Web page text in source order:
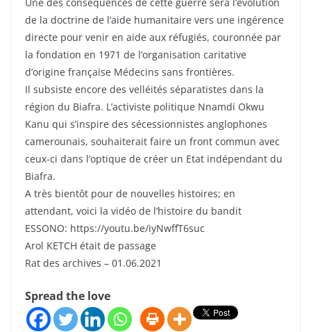
de la doctrine de l’aide humanitaire vers une ingérence
directe pour venir en aide aux réfugiés, couronnée par
la fondation en 1971 de l’organisation caritative
d’origine française Médecins sans frontières.
Il subsiste encore des velléités séparatistes dans la
région du Biafra. L’activiste politique Nnamdi Okwu
Kanu qui s’inspire des sécessionnistes anglophones
camerounais, souhaiterait faire un front commun avec
ceux-ci dans l’optique de créer un Etat indépendant du
Biafra.
A très bientôt pour de nouvelles histoires; en
attendant, voici la vidéo de l’histoire du bandit
ESSONO: https://youtu.be/iyNwffT6suc
Arol KETCH était de passage
Rat des archives – 01.06.2021
Spread the love